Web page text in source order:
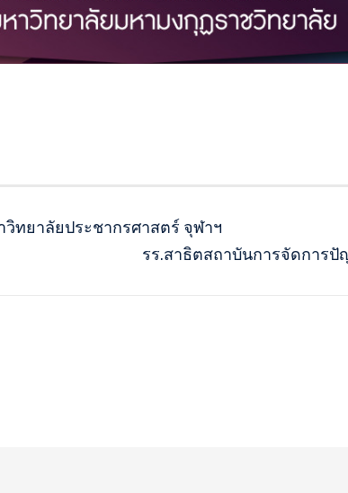
ทยาลัยประชากรศาสตร์ จุฬาฯ
รร.สาธิตสถาบันการจัดการ